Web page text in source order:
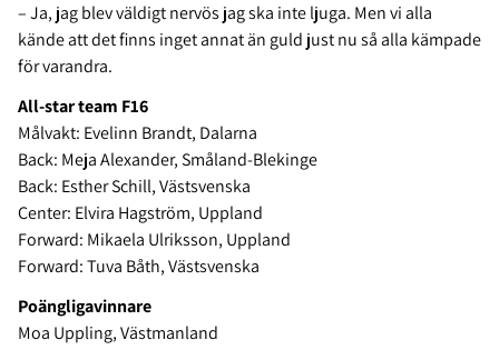
– Ja, jag blev väldigt nervös jag ska inte ljuga. Men vi alla
kände att det finns inget annat än guld just nu så alla kämpade
för varandra.
All-star team F16
Målvakt: Evelinn Brandt, Dalarna
Back: Meja Alexander, Småland-Blekinge
Back: Esther Schill, Västsvenska
Center: Elvira Hagström, Uppland
Forward: Mikaela Ulriksson, Uppland
Forward: Tuva Båth, Västsvenska
Poängligavinnare
Moa Uppling, Västmanland